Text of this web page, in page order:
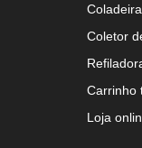
Coletor
Carrinho
Loja